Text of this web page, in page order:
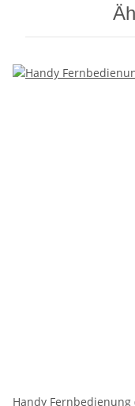
Handy Fernbedienung